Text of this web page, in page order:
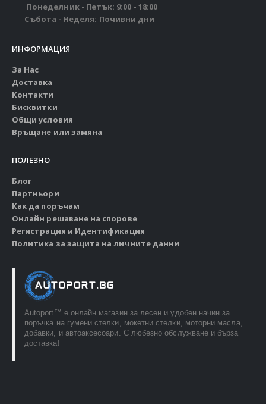
Понеделник - Петък: 9:00 - 18:00
Събота - Неделя: Почивни дни
ИНФОРМАЦИЯ
За Нас
Доставка
Контакти
Бисквитки
Общи условия
Връщане или замяна
ПОЛЕЗНО
Блог
Партньори
Как да поръчам
Онлайн решаване на спорове
Регистрация и Идентификация
Политика за защита на личните данни
Autoport™ e онлайн магазин за лесен и удобен начин за
поръчка на гумени стелки, мокетни стелки, моторни масла,
добавки, и автоаксесоари. С любезно обслужване и бърза
доставка!